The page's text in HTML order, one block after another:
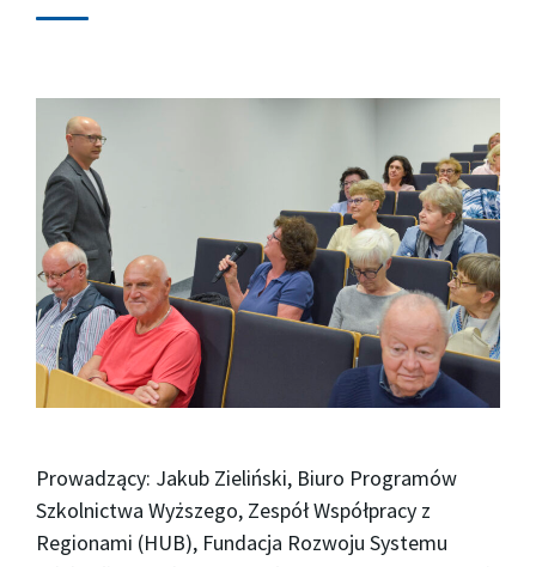
Prowadzący: Jakub Zieliński, Biuro Programów
Szkolnictwa Wyższego, Zespół Współpracy z
Regionami (HUB), Fundacja Rozwoju Systemu